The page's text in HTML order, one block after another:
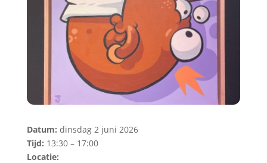
Datum: dinsdag 2 juni 2026
Tijd: 13:30 – 17:00
Locatie: